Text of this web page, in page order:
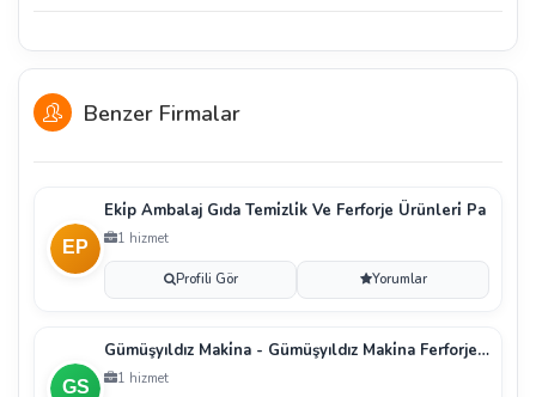
Benzer Firmalar
Eki̇p Ambalaj Gıda Temi̇zli̇k Ve Ferforje Ürünleri̇ Pa
1 hizmet
Profili Gör Yorumlar
Gümüşyıldız Maki̇na - Gümüşyıldız Maki̇na Ferforje S
1 hizmet